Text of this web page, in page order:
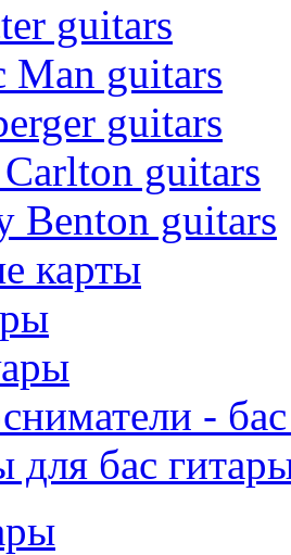
guitars
Man guitars
guitars
guitars
Benton guitars
карты
-
для бас